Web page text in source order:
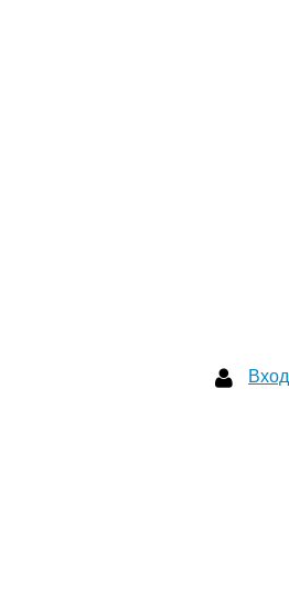
Вход